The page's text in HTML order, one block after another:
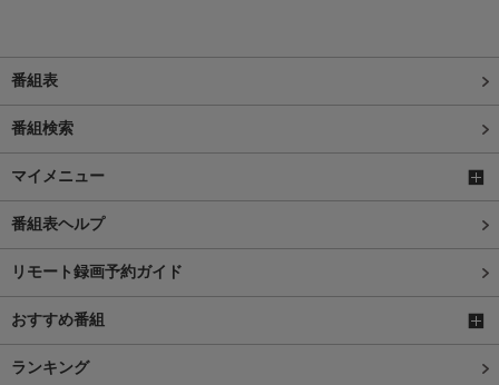
番組表
番組検索
マイメニュー
番組表ヘルプ
リモート録画予約ガイド
おすすめ番組
ランキング